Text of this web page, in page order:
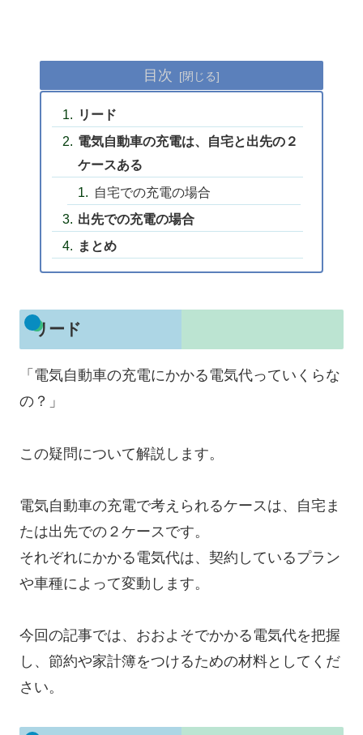
目次
リード
電気自動車の充電は、自宅と出先の２
ケースある
自宅での充電の場合
出先での充電の場合
まとめ
リード
「電気自動車の充電にかかる電気代っていくらな
の？」
この疑問について解説します。
電気自動車の充電で考えられるケースは、自宅ま
たは出先での２ケースです。
それぞれにかかる電気代は、契約しているプラン
や車種によって変動します。
今回の記事では、おおよそでかかる電気代を把握
し、節約や家計簿をつけるための材料としてくだ
さい。